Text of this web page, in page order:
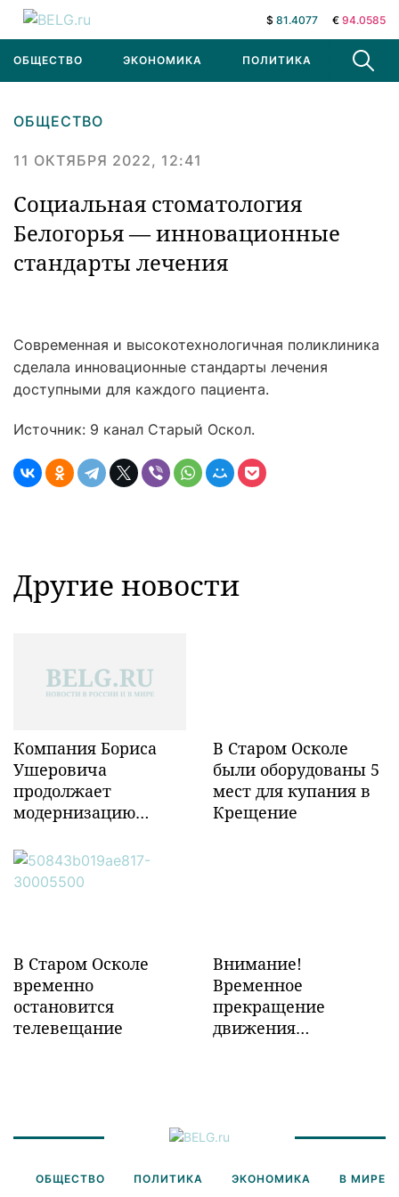
$ 81.4077 € 94.0585
ОБЩЕСТВО ЭКОНОМИКА ПОЛИТИКА В МИРЕ
ОБЩЕСТВО
11 ОКТЯБРЯ 2022, 12:41
Социальная стоматология
Белогорья — инновационные
стандарты лечения
Современная и высокотехнологичная поликлиника
сделала инновационные стандарты лечения
доступными для каждого пациента.
Источник: 9 канал Старый Оскол.
Другие новости
Компания Бориса
Ушеровича
продолжает
модернизацию
инфраструктуры в
Забайкалье
В Старом Осколе
были оборудованы 5
мест для купания в
Крещение
В Старом Осколе
временно
остановится
телевещание
Внимание!
Временное
прекращение
движения
ОБЩЕСТВО ПОЛИТИКА ЭКОНОМИКА В МИРЕ